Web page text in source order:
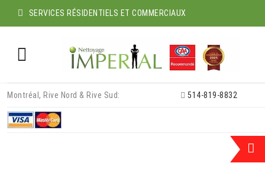
SERVICES RÉSIDENTIELS ET COMMERCIAUX
content
Montréal, Rive Nord & Rive Sud: 514-819-8832